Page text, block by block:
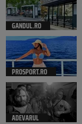
GANDUL.RO
PROSPORT.RO
ADEVARUL